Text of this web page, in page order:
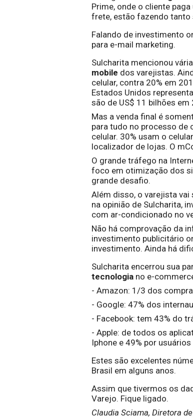
Prime, onde o cliente
frete, estão fazendo tanto
Falando de investimento
para e-mail marketing.
Sulcharita mencionou
mobile dos varejistas.
celular, contra 20% em
Estados Unidos
são de US$ 11 bilhões
Mas a venda final é
para tudo no processo de
celular. 30% usam o
localizador de lojas. O
O grande tráfego na
foco em otimização dos
grande desafio.
Além disso, o varejista vai
na opinião de Sulcharita,
com ar-condicionado no
Não há comprovação da
investimento publicitário
investimento. Ainda há
Sulcharita encerrou sua
tecnologia no e-
- Amazon: 1/3 dos
- Google: 47% dos
- Facebook: tem 43% do
- Apple: de todos os
Iphone e 49% por usuários
Estes são excelentes
Brasil em alguns anos.
Assim que tivermos os
Varejo. Fique ligado.
Claudia Sciama, Diretora